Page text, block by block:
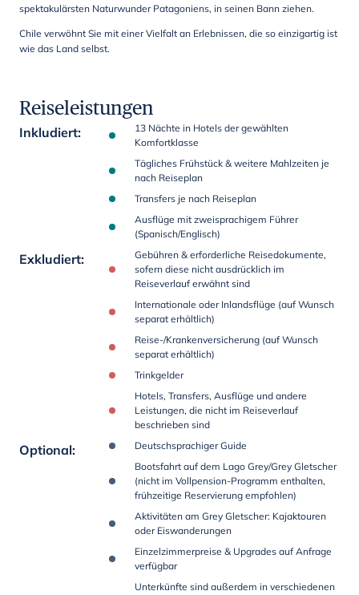
spektakulärsten Naturwunder Patagoniens, in seinen Bann ziehen.
Chile verwöhnt Sie mit einer Vielfalt an Erlebnissen, die so einzigartig ist
wie das Land selbst.
Reiseleistungen
Inkludiert:
13 Nächte in Hotels der gewählten
Komfortklasse
Tägliches Frühstück & weitere Mahlzeiten je
nach Reiseplan
Transfers je nach Reiseplan
Ausflüge mit zweisprachigem Führer
(Spanisch/Englisch)
Exkludiert:
Gebühren & erforderliche Reisedokumente,
sofern diese nicht ausdrücklich im
Reiseverlauf erwähnt sind
Internationale oder Inlandsflüge (auf Wunsch
separat erhältlich)
Reise-/Krankenversicherung (auf Wunsch
separat erhältlich)
Trinkgelder
Hotels, Transfers, Ausflüge und andere
Leistungen, die nicht im Reiseverlauf
beschrieben sind
Optional:
Deutschsprachiger Guide
Bootsfahrt auf dem Lago Grey/Grey Gletscher
(nicht im Vollpension-Programm enthalten,
frühzeitige Reservierung empfohlen)
Aktivitäten am Grey Gletscher: Kajaktouren
oder Eiswanderungen
Einzelzimmerpreise & Upgrades auf Anfrage
verfügbar
Unterkünfte sind außerdem in verschiedenen